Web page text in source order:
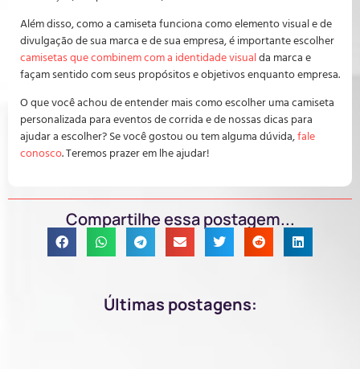
Além disso, como a camiseta funciona como elemento visual e de
divulgação de sua marca e de sua empresa, é importante escolher
camisetas que combinem com a identidade visualda marca e
façam sentido com seus propósitos e objetivos enquanto empresa.
O que você achou de entender mais como escolher uma camiseta
personalizada para eventos de corrida e de nossas dicas para
ajudar a escolher? Se você gostou ou tem alguma dúvida,fale
conosco. Teremos prazer em lhe ajudar!
Compartilhe essa postagem...
Últimas postagens: